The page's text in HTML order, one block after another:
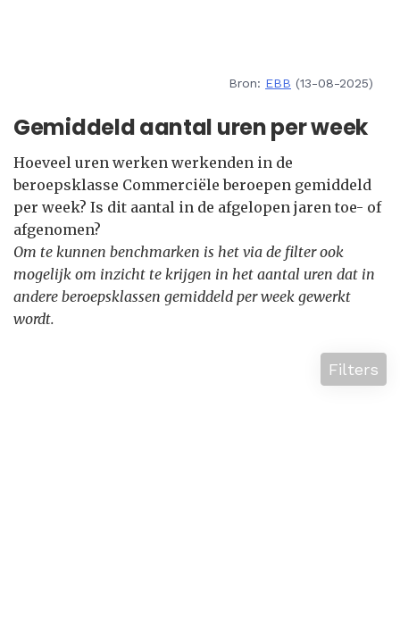
Bron: EBB (13-08-2025)
Gemiddeld aantal uren per week
Hoeveel uren werken werkenden in de
beroepsklasse Commerciële beroepen gemiddeld
per week? Is dit aantal in de afgelopen jaren toe- of
afgenomen?
Om te kunnen benchmarken is het via de filter ook
mogelijk om inzicht te krijgen in het aantal uren dat in
andere beroepsklassen gemiddeld per week gewerkt
wordt.
Filters